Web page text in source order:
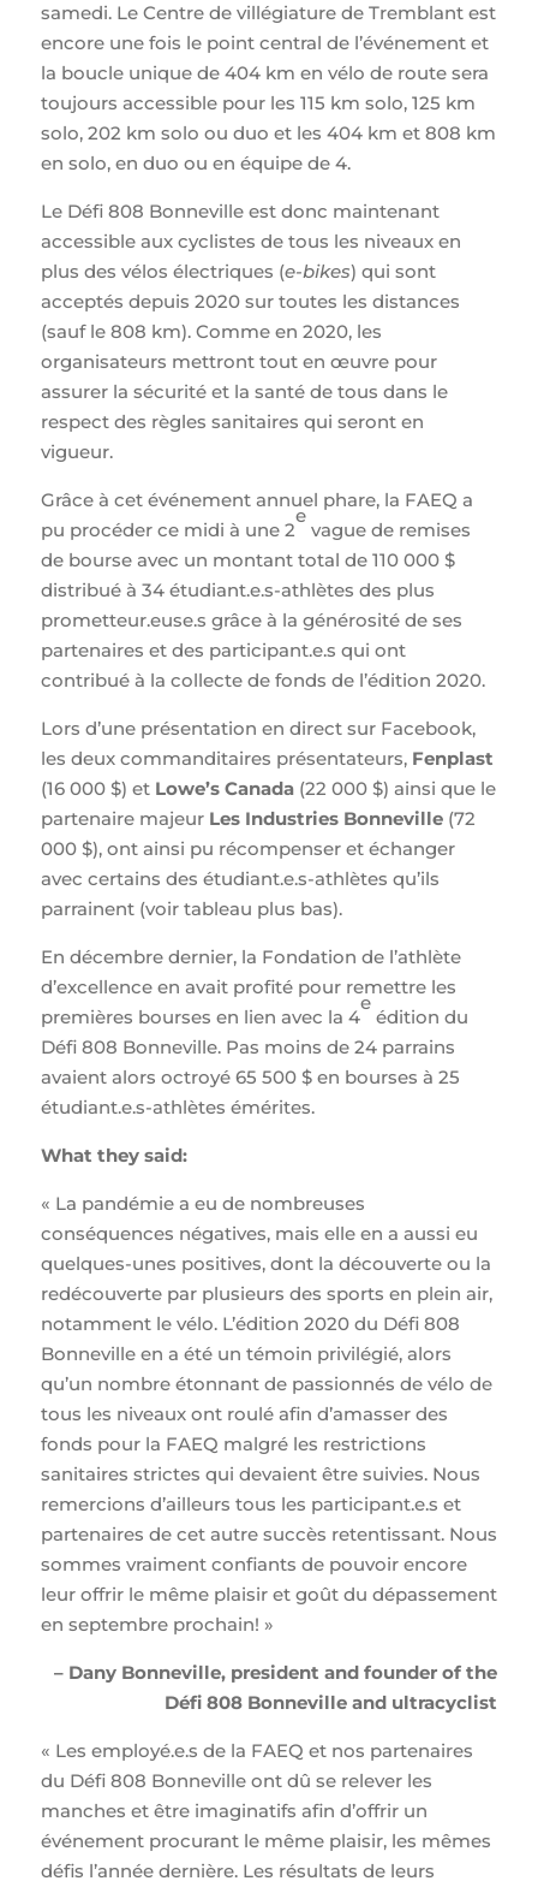
samedi. Le Centre de villégiature de Tremblant est
encore une fois le point central de l’événement et
la boucle unique de 404 km en vélo de route sera
toujours accessible pour les 115 km solo, 125 km
solo, 202 km solo ou duo et les 404 km et 808 km
en solo, en duo ou en équipe de 4.
Le Défi 808 Bonneville est donc maintenant
accessible aux cyclistes de tous les niveaux en
plus des vélos électriques (e-bikes) qui sont
acceptés depuis 2020 sur toutes les distances
(sauf le 808 km). Comme en 2020, les
organisateurs mettront tout en œuvre pour
assurer la sécurité et la santé de tous dans le
respect des règles sanitaires qui seront en
vigueur.
Grâce à cet événement annuel phare, la FAEQ a
pu procéder ce midi à une 2
e
vague de remises
de bourse avec un montant total de 110 000 $
distribué à 34 étudiant.e.s-athlètes des plus
prometteur.euse.s grâce à la générosité de ses
partenaires et des participant.e.s qui ont
contribué à la collecte de fonds de l’édition 2020.
Lors d’une présentation en direct sur Facebook,
les deux commanditaires présentateurs, Fenplast
(16 000 $) et Lowe’s Canada(22 000 $) ainsi que le
partenaire majeur Les Industries Bonneville(72
000 $), ont ainsi pu récompenser et échanger
avec certains des étudiant.e.s-athlètes qu’ils
parrainent (voir tableau plus bas).
En décembre dernier, la Fondation de l’athlète
d’excellence en avait profité pour remettre les
premières bourses en lien avec la 4
e
édition du
Défi 808 Bonneville. Pas moins de 24 parrains
avaient alors octroyé 65 500 $ en bourses à 25
étudiant.e.s-athlètes émérites.
What they said:
« La pandémie a eu de nombreuses
conséquences négatives, mais elle en a aussi eu
quelques-unes positives, dont la découverte ou la
redécouverte par plusieurs des sports en plein air,
notamment le vélo. L’édition 2020 du Défi 808
Bonneville en a été un témoin privilégié, alors
qu’un nombre étonnant de passionnés de vélo de
tous les niveaux ont roulé afin d’amasser des
fonds pour la FAEQ malgré les restrictions
sanitaires strictes qui devaient être suivies. Nous
remercions d’ailleurs tous les participant.e.s et
partenaires de cet autre succès retentissant. Nous
sommes vraiment confiants de pouvoir encore
leur offrir le même plaisir et goût du dépassement
en septembre prochain! »
– Dany Bonneville, president and founder of the
Défi 808 Bonneville and ultracyclist
« Les employé.e.s de la FAEQ et nos partenaires
du Défi 808 Bonneville ont dû se relever les
manches et être imaginatifs afin d’offrir un
événement procurant le même plaisir, les mêmes
défis l’année dernière. Les résultats de leurs